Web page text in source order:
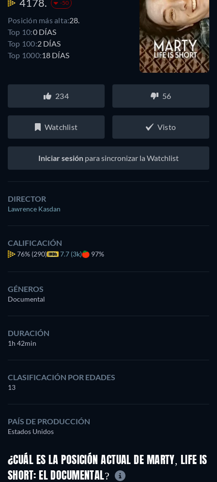
4178. -50
Posición más alta:28.
Top 10:0 DÍAS
Top 100:2 DÍAS
Top 1000:18 DÍAS
234 56
Watchlist Visto
Iniciar sesión para sincronizar la Watchlist
DIRECTOR
Lawrence Kasdan
CALIFICACIÓN
76% (290) 7.7 (3k) 97%
GÉNEROS
Documental
DURACIÓN
1h 42min
CLASIFICACIÓN POR EDADES
13
PAÍS DE PRODUCCIÓN
Estados Unidos
¿CUÁL ES LA POSICIÓN ACTUAL DE MARTY, LIFE IS
SHORT: EL DOCUMENTAL?